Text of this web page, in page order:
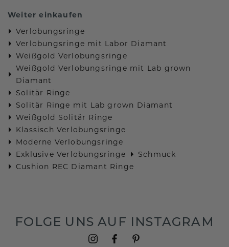
Weiter einkaufen
Verlobungsringe
Verlobungsringe mit Labor Diamant
Weißgold Verlobungsringe
Weißgold Verlobungsringe mit Lab grown
Diamant
Solitär Ringe
Solitär Ringe mit Lab grown Diamant
Weißgold Solitär Ringe
Klassisch Verlobungsringe
Moderne Verlobungsringe
Exklusive Verlobungsringe
Schmuck
Cushion REC Diamant Ringe
FOLGE UNS AUF INSTAGRAM